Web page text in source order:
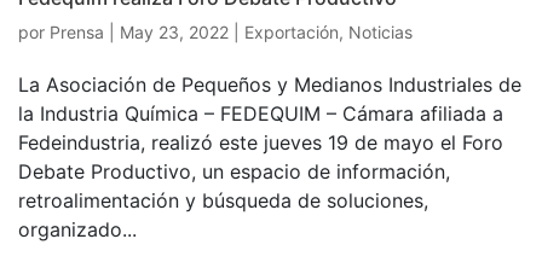
por Prensa May 23, 2022 Exportación, Noticias
La Asociación de Pequeños y Medianos Industriales de
la Industria Química – FEDEQUIM – Cámara afiliada a
Fedeindustria, realizó este jueves 19 de mayo el Foro
Debate Productivo, un espacio de información,
retroalimentación y búsqueda de soluciones,
organizado...